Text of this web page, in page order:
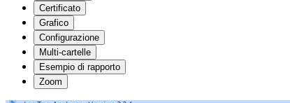
Certificato
Grafico
Configurazione
Multi-cartelle
Esempio di rapporto
Zoom